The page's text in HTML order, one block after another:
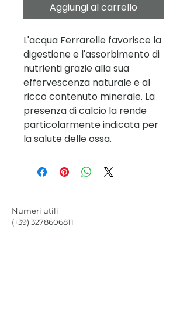
Aggiungi al carrello
L'acqua Ferrarelle favorisce la
digestione e l'assorbimento di
nutrienti grazie alla sua
effervescenza naturale e al
ricco contenuto minerale. La
presenza di calcio la rende
particolarmente indicata per
la salute delle ossa.
Numeri utili
(+39) 3278606811